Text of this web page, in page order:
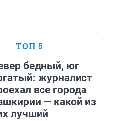
ТОП 5
бедный, юг
журналист
все города
— какой из
лучший